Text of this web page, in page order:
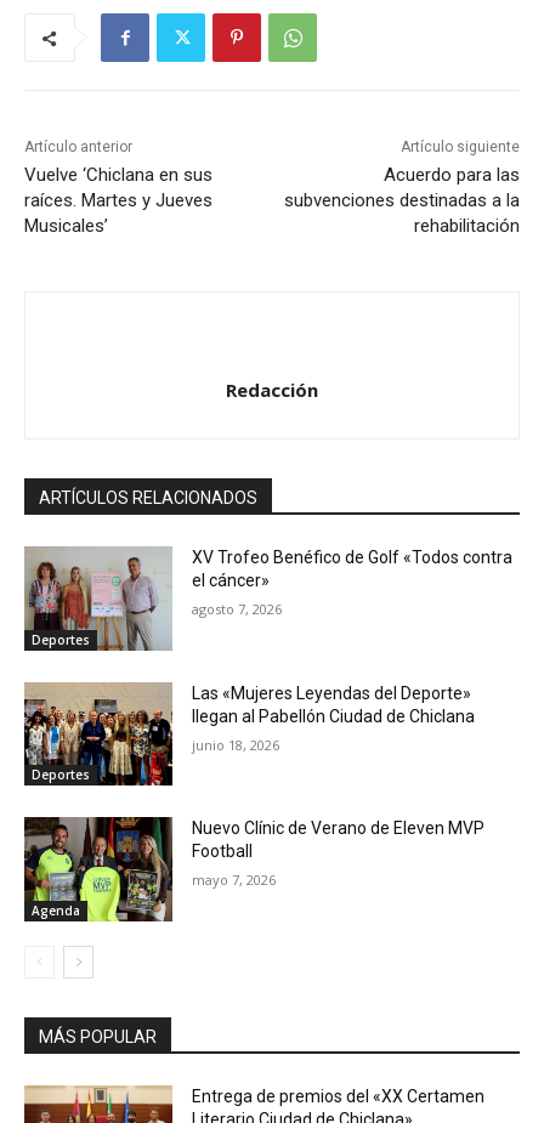
Artículo anterior
Vuelve ‘Chiclana en sus
raíces. Martes y Jueves
Musicales’
Artículo siguiente
Acuerdo para las
subvenciones destinadas a la
rehabilitación
Redacción
ARTÍCULOS RELACIONADOS
Deportes
XV Trofeo Benéfico de Golf «Todos contra
el cáncer»
agosto 7, 2026
Deportes
Las «Mujeres Leyendas del Deporte»
llegan al Pabellón Ciudad de Chiclana
junio 18, 2026
Agenda
Nuevo Clínic de Verano de Eleven MVP
Football
mayo 7, 2026
MÁS POPULAR
Entrega de premios del «XX Certamen